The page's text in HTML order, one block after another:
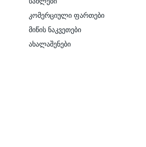
კომერციული ფართები
მიწის ნაკვეთები
ახალაშენები